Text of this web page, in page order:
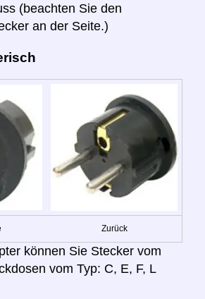
(beachten Sie den
an der Seite.)
Zurück
können Sie Stecker vom
vom Typ: C, E, F, L